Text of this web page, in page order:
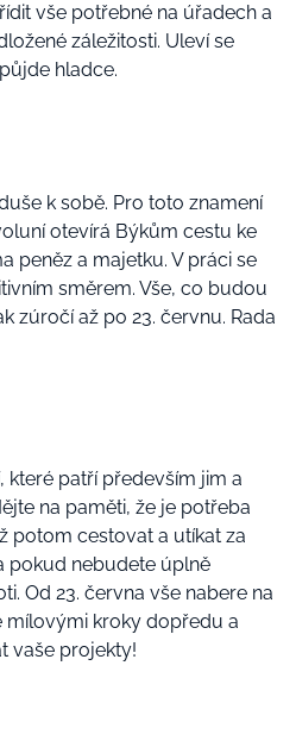
vše potřebné na úřadech a
záležitosti. Uleví se
hladce.
k sobě. Pro toto znamení
otevírá Býkům cestu ke
peněz a majetku. V práci se
směrem. Vše, co budou
zúročí až po 23. červnu. Rada
které patří především jim a
na paměti, že je potřeba
potom cestovat a utíkat za
pokud nebudete úplně
Od 23. června vše nabere na
mílovými kroky dopředu a
vaše projekty!